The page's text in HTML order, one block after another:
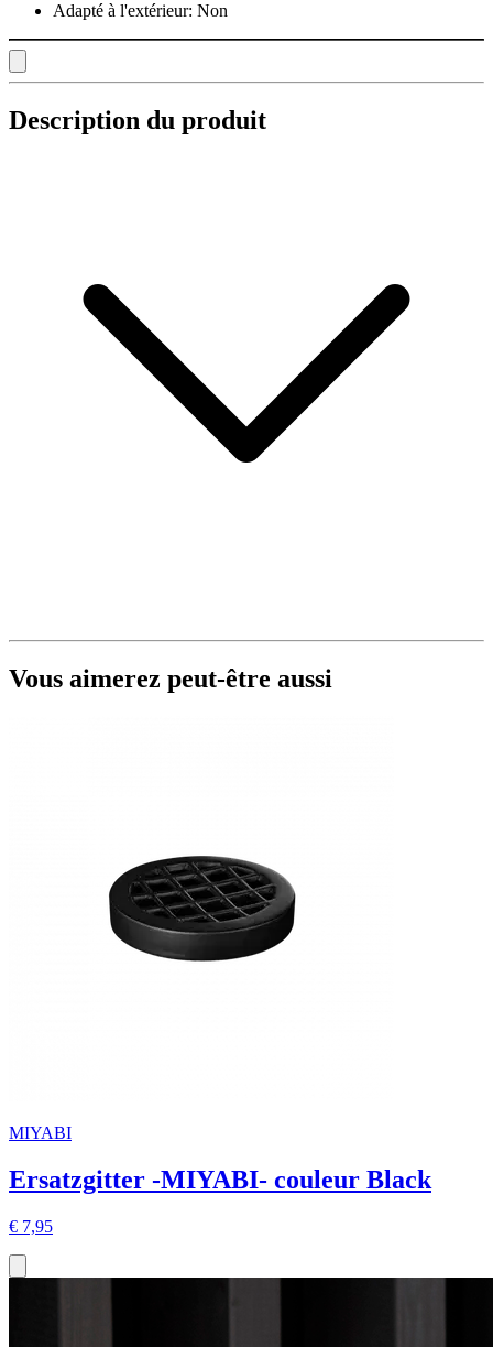
Adapté à l'extérieur: Non
Description du produit
Vous aimerez peut-être aussi
MIYABI
Ersatzgitter -MIYABI- couleur Black
€ 7,95